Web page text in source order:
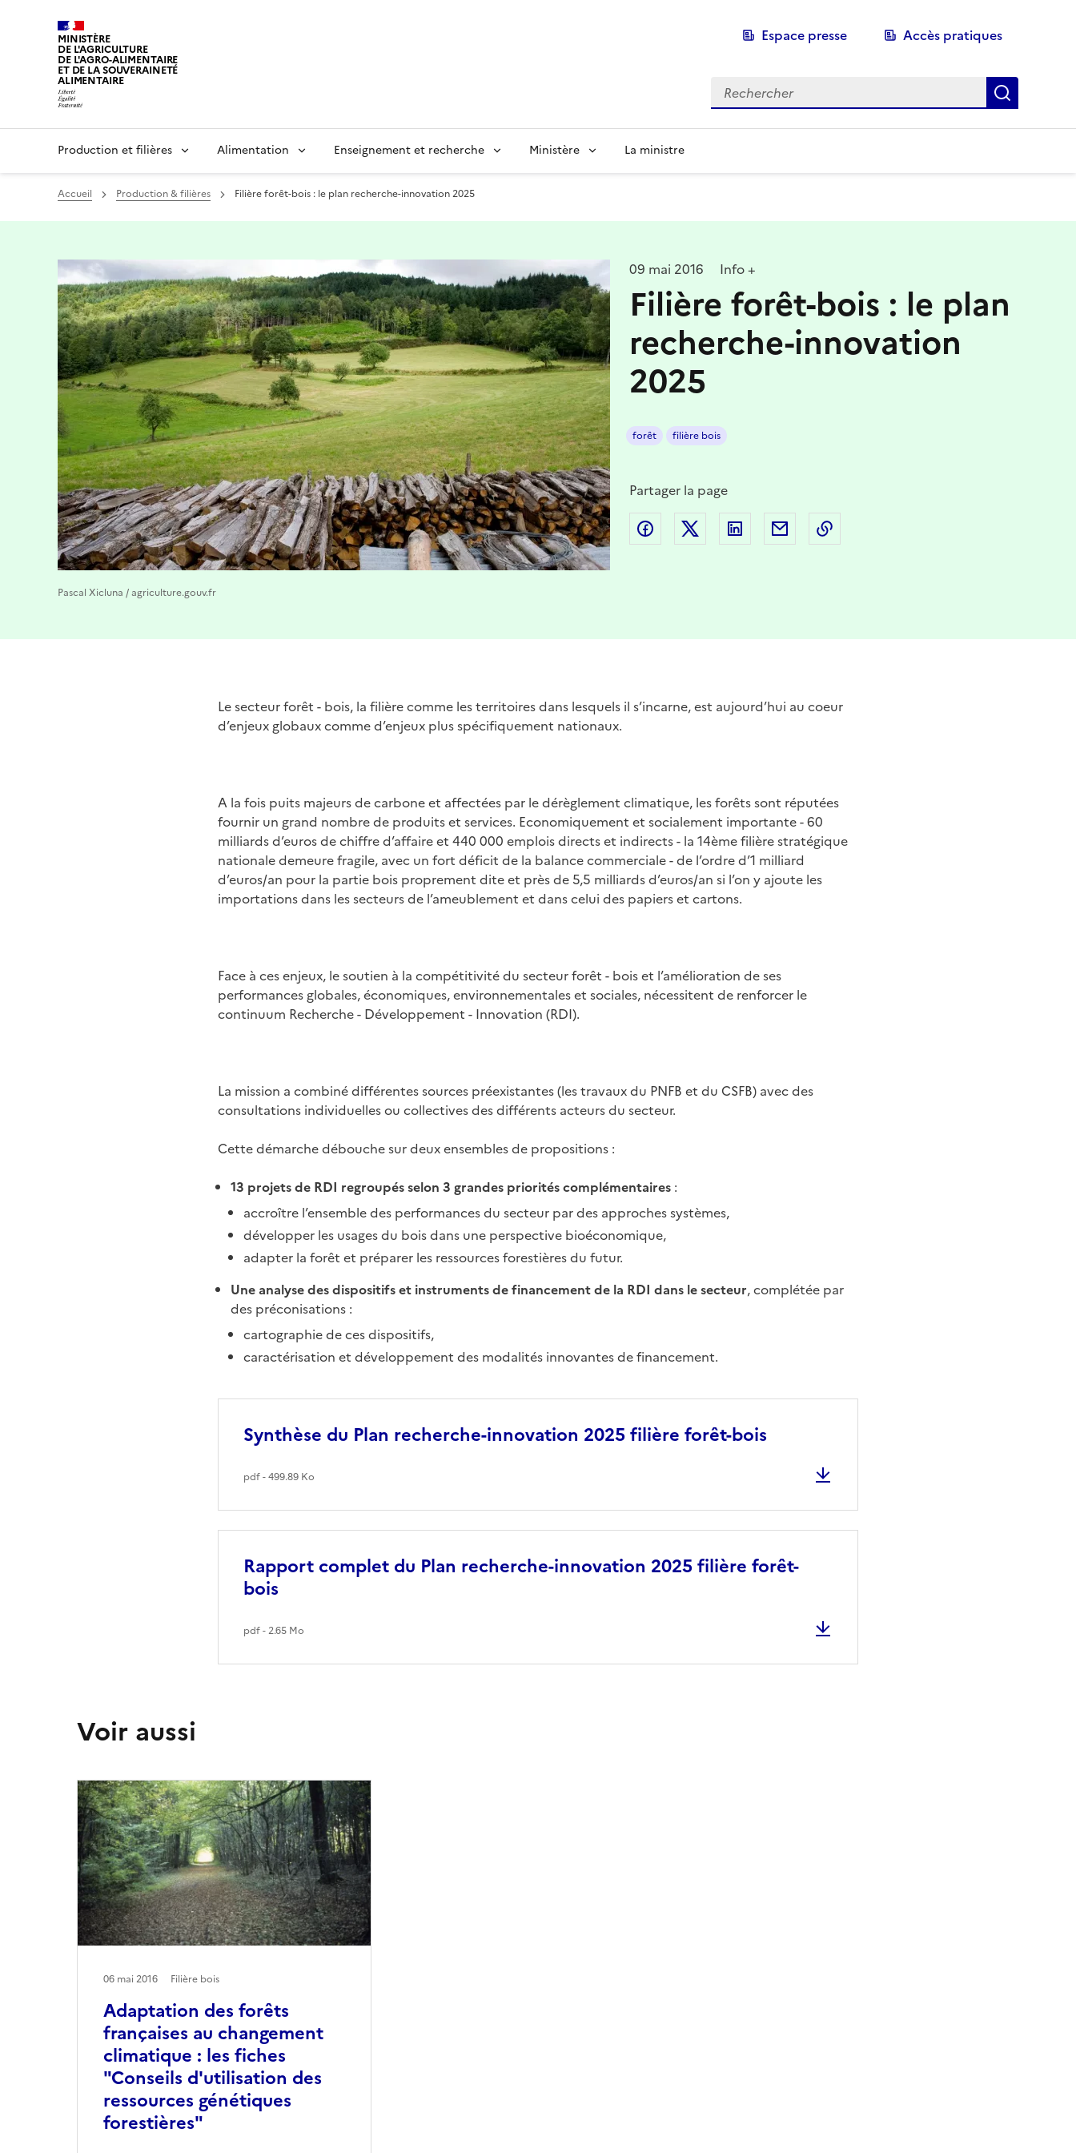
MINISTÈRE
DE L'AGRICULTURE
DE L'AGRO-ALIMENTAIRE
ET DE LA SOUVERAINETÉ
ALIMENTAIRE
Espace presse Accès pratiques
Recherche
Production et filières Alimentation Enseignement et recherche Ministère La ministre
Accueil Production & filières Filière forêt-bois : le plan recherche-innovation 2025
Pascal Xicluna / agriculture.gouv.fr
09 mai 2016 Info +
Filière forêt-bois : le plan
recherche-innovation
2025
forêt filière bois
Partager la page
Partager sur Facebook
Partager sur Twitter
Partager sur LinkedIn
Partager par email
Le secteur forêt - bois, la filière comme les territoires dans lesquels il s’incarne, est aujourd’hui au coeur
d’enjeux globaux comme d’enjeux plus spécifiquement nationaux.
A la fois puits majeurs de carbone et affectées par le dérèglement climatique, les forêts sont réputées
fournir un grand nombre de produits et services. Economiquement et socialement importante - 60
milliards d’euros de chiffre d’affaire et 440 000 emplois directs et indirects - la 14ème filière stratégique
nationale demeure fragile, avec un fort déficit de la balance commerciale - de l’ordre d’1 milliard
d’euros/an pour la partie bois proprement dite et près de 5,5 milliards d’euros/an si l’on y ajoute les
importations dans les secteurs de l’ameublement et dans celui des papiers et cartons.
Face à ces enjeux, le soutien à la compétitivité du secteur forêt - bois et l’amélioration de ses
performances globales, économiques, environnementales et sociales, nécessitent de renforcer le
continuum Recherche - Développement - Innovation (RDI).
La mission a combiné différentes sources préexistantes (les travaux du PNFB et du CSFB) avec des
consultations individuelles ou collectives des différents acteurs du secteur.
Cette démarche débouche sur deux ensembles de propositions :
13 projets de RDI regroupés selon 3 grandes priorités complémentaires :
accroître l’ensemble des performances du secteur par des approches systèmes,
développer les usages du bois dans une perspective bioéconomique,
adapter la forêt et préparer les ressources forestières du futur.
Une analyse des dispositifs et instruments de financement de la RDI dans le secteur, complétée par
des préconisations :
cartographie de ces dispositifs,
caractérisation et développement des modalités innovantes de financement.
Synthèse du Plan recherche-innovation 2025 filière forêt-bois
pdf - 499.89 Ko
Rapport complet du Plan recherche-innovation 2025 filière forêt-
bois
pdf - 2.65 Mo
Voir aussi
Adaptation des forêts
françaises au changement
climatique : les fiches
"Conseils d'utilisation des
ressources génétiques
forestières"
06 mai 2016 Filière bois